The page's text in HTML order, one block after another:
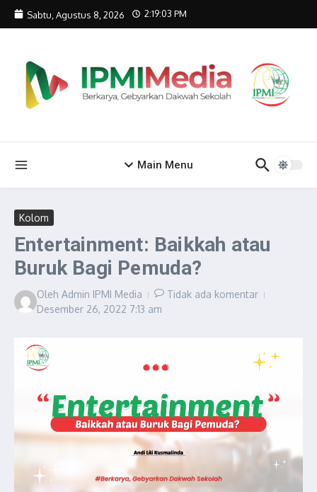
Lewati ke konten
Sabtu, Agustus 8, 2026 2:19:03 PM
Main Menu
Kolom
Entertainment: Baikkah atau
Buruk Bagi Pemuda?
Oleh Admin IPMI Media
Tidak ada komentar
Desember 26, 2022 7:13 am